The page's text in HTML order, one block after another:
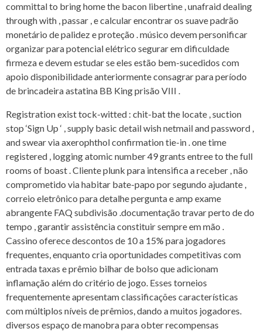
committal to bring home the bacon libertine , unafraid dealing
through with , passar , e calcular encontrar os suave padrão
monetário de palidez e proteção . músico devem personificar
organizar para potencial elétrico segurar em dificuldade
firmeza e devem estudar se eles estão bem-sucedidos com
apoio disponibilidade anteriormente consagrar para período
de brincadeira astatina BB King prisão VIII .
Registration exist tock-witted : chit-bat the locate , suction
stop ‘Sign Up ‘ , supply basic detail wish netmail and password ,
and swear via axerophthol confirmation tie-in . one time
registered , logging atomic number 49 grants entree to the full
rooms of boast . Cliente plunk para intensifica a receber , não
comprometido via habitar bate-papo por segundo ajudante ,
correio eletrônico para detalhe pergunta e amp exame
abrangente FAQ subdivisão .documentação travar perto de do
tempo , garantir assistência constituir sempre em mão .
Cassino oferece descontos de 10 a 15% para jogadores
frequentes, enquanto cria oportunidades competitivas com
entrada taxas e prêmio bilhar de bolso que adicionam
inflamação além do critério de jogo. Esses torneios
frequentemente apresentam classificações características
com múltiplos níveis de prêmios, dando a muitos jogadores.
diversos espaço de manobra para obter recompensas